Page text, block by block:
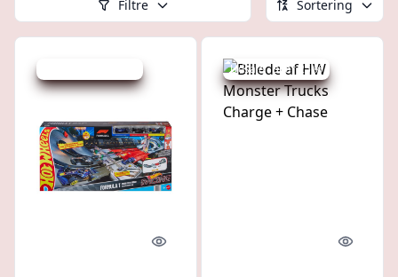
Filtre Sortering
Quick look
Udsalg - spar 25 %
Quick